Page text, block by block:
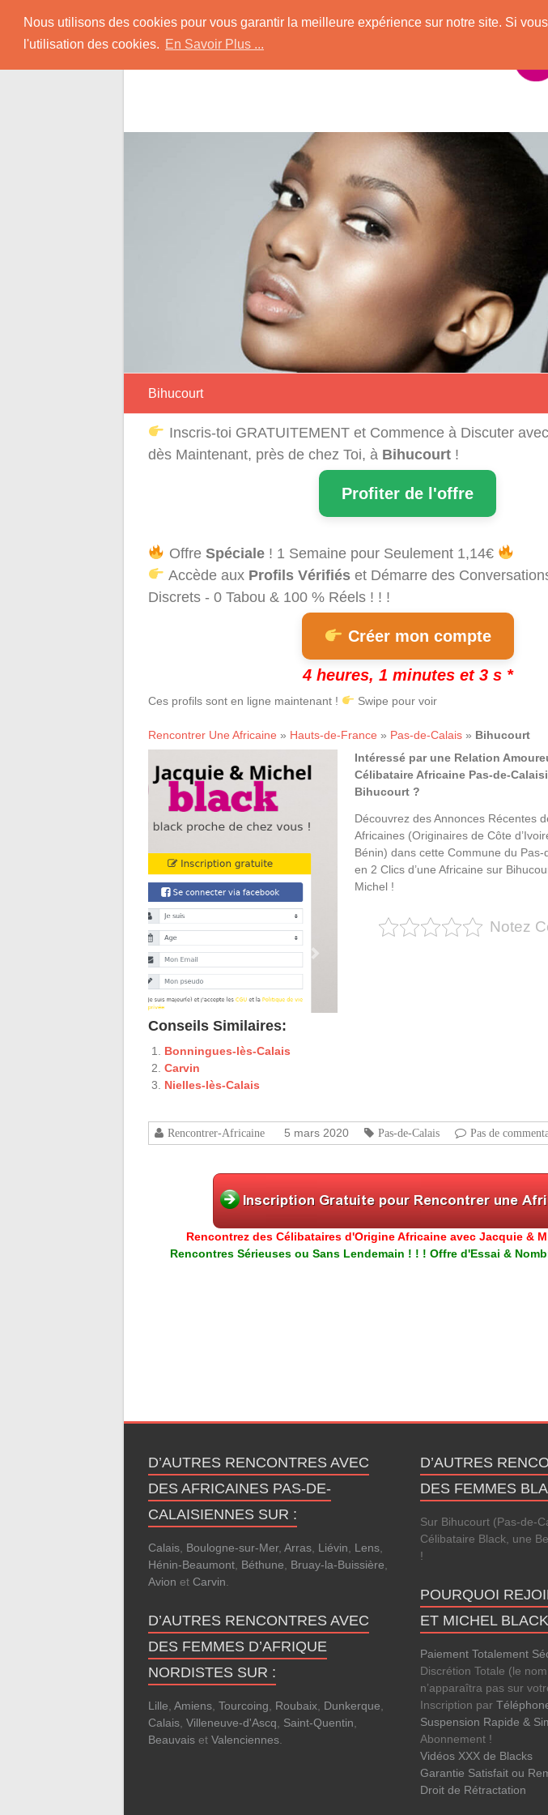
Nous utilisons des cookies pour vous garantir la meilleure expérience sur notre site. Si
l'utilisation des cookies. En Savoir Plus ...
content
Rencontrer-Africaine
Conseils et Infos pour la Rencontre d'une Belle Africaine !
Bihucourt
Inscris-toi GRATUITEMENT et Commence à Discuter
dès Maintenant, près de chez Toi, à Bihucourt !
Profiter de l'offre
Offre Spéciale! 1 Semaine pour Seulement 1,14€
Accède aux Profils Vérifiéset Démarre des
Discrets - 0 Tabou & 100 % Réels ! ! !
Créer mon compte
4 heures, 1 minutes et 3 s *
Ces profils sont en ligne maintenant ! Swipe pour voir
Rencontrer Une Africaine » Hauts-de-France » Pas-de-Calais » Bihucourt
Intéressé par une Relation
Célibataire Africaine Pas-de-
Bihucourt ?
Découvrez des Annonces Récentes
Africaines (Originaires de Côte
Bénin) dans cette Commune du
en 2 Clics d’une Africaine sur
Michel !
Notez
Conseils Similaires:
Bonningues-lès-Calais
Carvin
Nielles-lès-Calais
Rencontrer-Africaine 5 mars 2020 Pas-de-Calais Pas de
Rencontrez des Célibataires d'Origine Africaine avec Jacquie &
Rencontres Sérieuses ou Sans Lendemain ! ! ! Offre d'Essai &
D’AUTRES RENCONTRES AVEC
DES AFRICAINES PAS-DE-
CALAISIENNES SUR :
Calais Boulogne-sur-Mer, Arras Liévin Lens
Hénin-Beaumont Béthune Bruay-la-Buissière
Avion et Carvin
D’AUTRES RENCONTRES AVEC
DES FEMMES D’AFRIQUE
NORDISTES SUR :
Lille Amiens Tourcoing Roubaix Dunkerque
Calais Villeneuve-d'Ascq Saint-Quentin
Beauvais et Valenciennes
D’AUTRES
DES FEMMES
Sur Bihucourt (Pas-de-
Célibataire Black, une
!
POURQUOI
ET MICHEL
Paiement Totalement
Discrétion Totale (le
n’apparaîtra pas sur
Inscription par
Suspension Rapide &
Abonnement !
Vidéos XXX de Blacks
Garantie Satisfait ou
Droit de Rétractation